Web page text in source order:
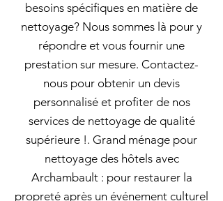
besoins spécifiques en matière de
nettoyage? Nous sommes là pour y
répondre et vous fournir une
prestation sur mesure. Contactez-
nous pour obtenir un devis
personnalisé et profiter de nos
services de nettoyage de qualité
supérieure !. Grand ménage pour
nettoyage des hôtels avec
Archambault : pour restaurer la
propreté après un événement culturel